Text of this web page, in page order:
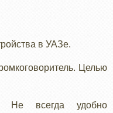
в УАЗе.
Целью
всегда удобно